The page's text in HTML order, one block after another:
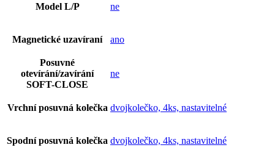
Model L/P ne
Magnetické uzavíraní ano
Posuvné
otevírání/zavírání
SOFT-CLOSE
ne
Vrchní posuvná kolečka dvojkolečko, 4ks, nastavitelné
Spodní posuvná kolečka dvojkolečko, 4ks, nastavitelné